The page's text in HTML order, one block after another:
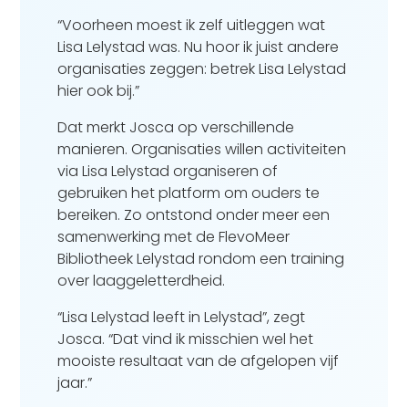
“Voorheen moest ik zelf uitleggen wat
Lisa Lelystad was. Nu hoor ik juist andere
organisaties zeggen: betrek Lisa Lelystad
hier ook bij.”
Dat merkt Josca op verschillende
manieren. Organisaties willen activiteiten
via Lisa Lelystad organiseren of
gebruiken het platform om ouders te
bereiken. Zo ontstond onder meer een
samenwerking met de FlevoMeer
Bibliotheek Lelystad rondom een training
over laaggeletterdheid.
“Lisa Lelystad leeft in Lelystad”, zegt
Josca. “Dat vind ik misschien wel het
mooiste resultaat van de afgelopen vijf
jaar.”